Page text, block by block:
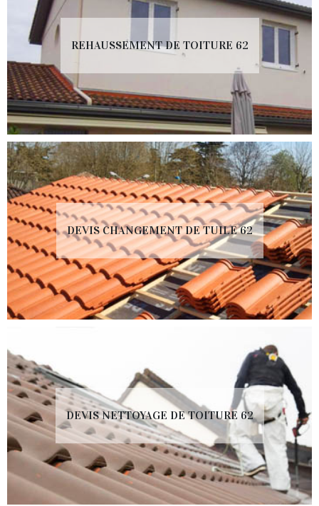
REHAUSSEMENT DE TOITURE 62
DEVIS CHANGEMENT DE TUILE 62
DEVIS NETTOYAGE DE TOITURE 62